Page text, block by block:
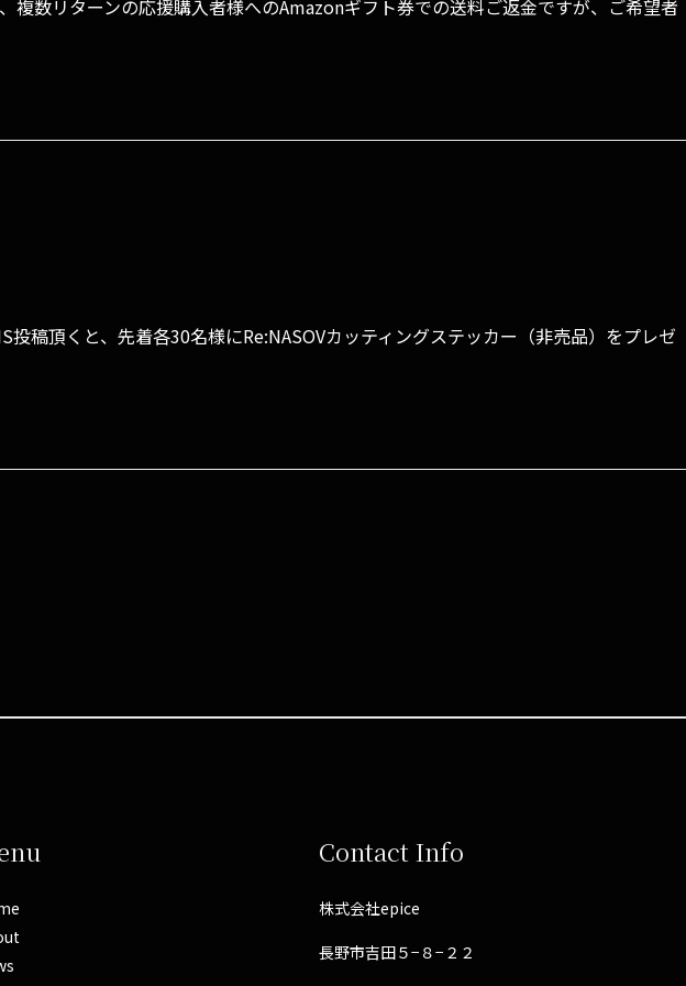
数リターンの応援購入者様へのAmazonギフト券での送料ご返金ですが、ご希望者
稿頂くと、先着各30名様にRe:NASOVカッティングステッカー（非売品）をプレゼ
Contact Info
株式会社epice
長野市吉田５−８−２２